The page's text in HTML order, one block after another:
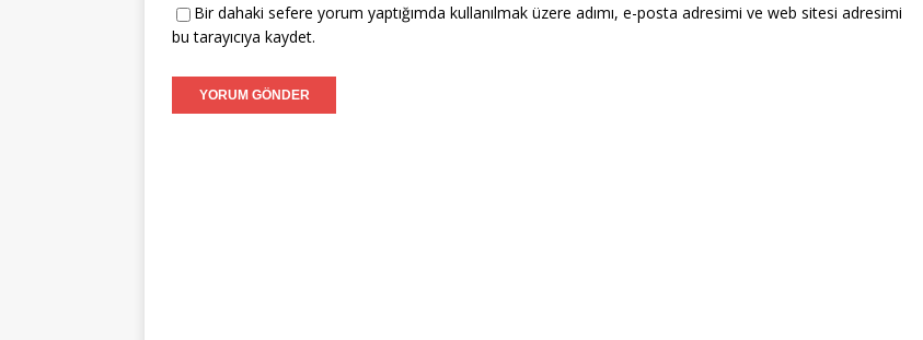
Bir dahaki sefere yorum yaptığımda kullanılmak üzere adımı, e-posta adresimi ve web sitesi adresimi
bu tarayıcıya kaydet.